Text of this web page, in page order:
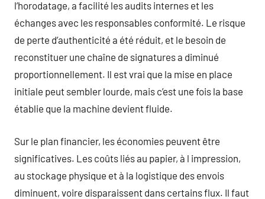
l’horodatage, a facilité les audits internes et les
échanges avec les responsables conformité. Le risque
de perte d’authenticité a été réduit, et le besoin de
reconstituer une chaîne de signatures a diminué
proportionnellement. Il est vrai que la mise en place
initiale peut sembler lourde, mais c’est une fois la base
établie que la machine devient fluide.
Sur le plan financier, les économies peuvent être
significatives. Les coûts liés au papier, à l impression,
au stockage physique et à la logistique des envois
diminuent, voire disparaissent dans certains flux. Il faut